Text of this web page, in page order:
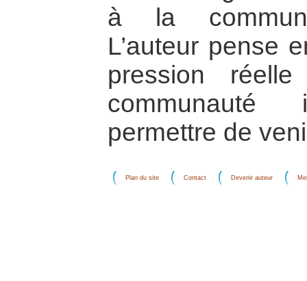
à la
L’auteur pense
pression
communauté
permettre de
Plan du site Contact Devenir auteur